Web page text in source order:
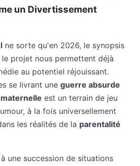
un Divertissement
ne sorte qu'en 2026, le synopsis
projet nous permettent déjà
au potentiel réjouissant.
se livrant une guerre absurde
est un terrain de jeu
à la fois universellement
les réalités de la parentalité
une succession de situations